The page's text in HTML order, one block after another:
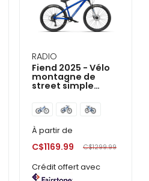
RADIO
Fiend 2025 - Vélo
montagne de
street simple
suspension
À partir de
C$1169.99 C$1299.99
Crédit offert avec